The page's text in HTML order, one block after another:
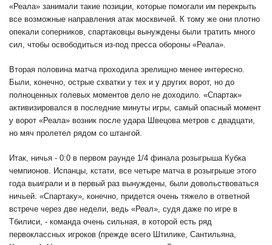
«Реала» занимали такие позиции, которые помогали им перекрыть
все возможные направления атак москвичей. К тому же они плотно
опекали соперников, спартаковцы вынуждены были тратить много
сил, чтобы освободиться из-под пресса обороны «Реала».
Вторая половина матча проходила зрелищно менее интересно.
Были, конечно, острые схватки у тех и у других ворот, но до
полноценных голевых моментов дело не доходило. «Спартак»
активизировался в последние минуты игры, самый опасный момент
у ворот «Реала» возник после удара Швецова метров с двадцати,
но мяч пролетел рядом со штангой.
Итак, ничья - 0:0 в первом раунде 1/4 финала розыгрыша Кубка
чемпионов. Испанцы, кстати, все четыре матча в розыгрыше этого
года выиграли и в первый раз вынуждены, были довольствоваться
ничьей. «Спартаку», конечно, придется очень тяжело в ответной
встрече через две недели, ведь «Реал», судя даже по игре в
Тбилиси, - команда очень сильная, в которой есть ряд
первоклассных игроков (прежде всего Штилике, Сантильяна,